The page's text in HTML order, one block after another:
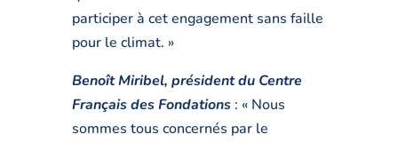
participer à cet engagement sans faille
pour le climat. »
Benoît Miribel, président du Centre
Français des Fondations : « Nous
sommes tous concernés par le